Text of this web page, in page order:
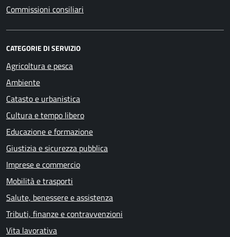
Commissioni consiliari
CATEGORIE DI SERVIZIO
Agricoltura e pesca
Ambiente
Catasto e urbanistica
Cultura e tempo libero
Educazione e formazione
Giustizia e sicurezza pubblica
Imprese e commercio
Mobilità e trasporti
Salute, benessere e assistenza
Tributi, finanze e contravvenzioni
Vita lavorativa